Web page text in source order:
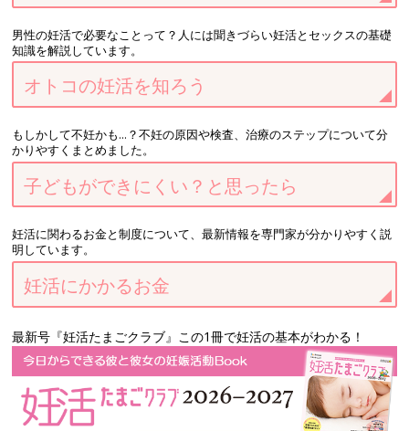
男性の妊活で必要なことって？人には聞きづらい妊活とセックスの基礎
知識を解説しています。
オトコの妊活を知ろう
もしかして不妊かも…？不妊の原因や検査、治療のステップについて分
かりやすくまとめました。
子どもができにくい？と思ったら
妊活に関わるお金と制度について、最新情報を専門家が分かりやすく説
明しています。
妊活にかかるお金
最新号『妊活たまごクラブ』この1冊で妊活の基本がわかる！